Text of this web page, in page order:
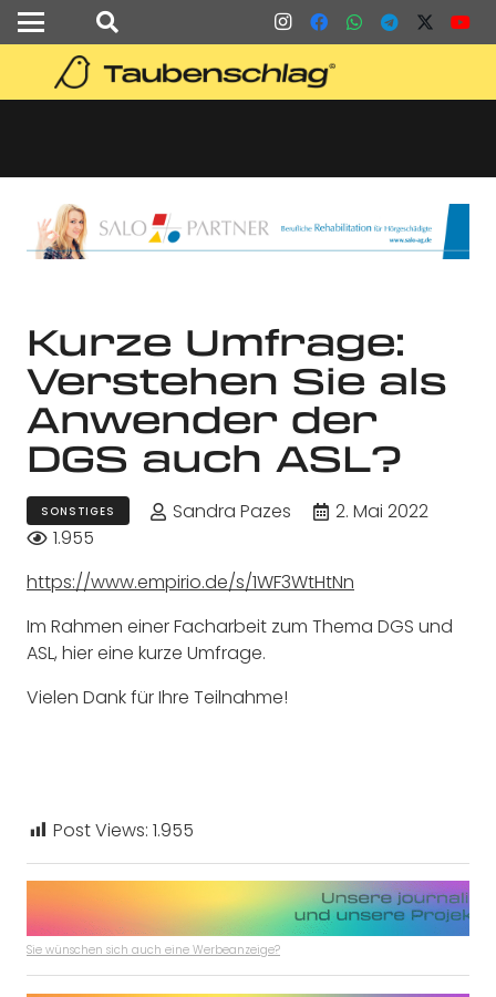
Kurze Umfrage:
Verstehen Sie als
Anwender der
DGS auch ASL?
SONSTIGES Sandra Pazes
2. Mai 2022
1.955
https://www.empirio.de/s/1WF3WtHtNn
Im Rahmen einer Facharbeit zum Thema DGS und
ASL, hier eine kurze Umfrage.
Vielen Dank für Ihre Teilnahme!
Post Views: 1.955
Sie wünschen sich auch eine Werbeanzeige?